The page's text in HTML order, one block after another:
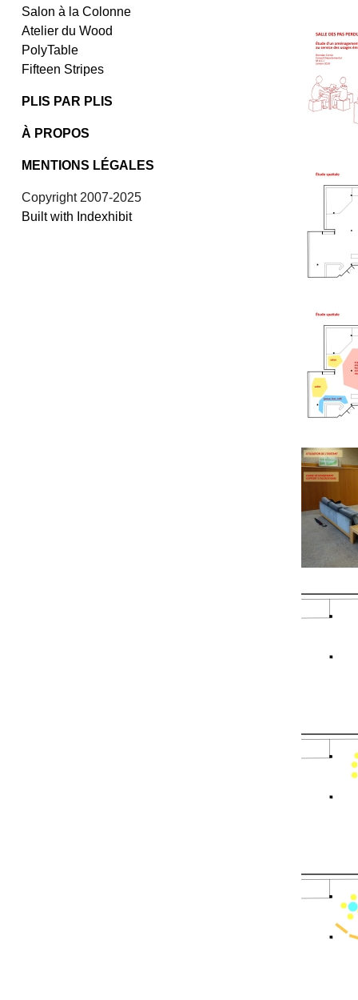
Salon à la Colonne
Atelier du Wood
PolyTable
Fifteen Stripes
PLIS PAR PLIS
À PROPOS
MENTIONS LÉGALES
Copyright 2007-2025
Built with Indexhibit